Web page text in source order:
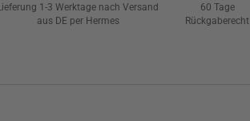
1-3 Werktage nach Versand
aus DE per Hermes
60 Tage
Rückgaberecht